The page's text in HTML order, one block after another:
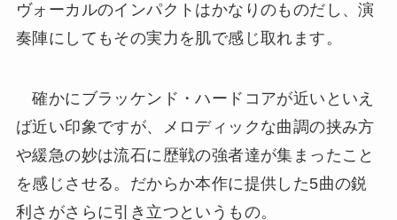
ヴォーカルのインパクトはかなりのものだし、演
奏陣にしてもその実力を肌で感じ取れます。
確かにブラッケンド・ハードコアが近いといえ
ば近い印象ですが、メロディックな曲調の挟み方
や緩急の妙は流石に歴戦の強者達が集まったこと
を感じさせる。だからか本作に提供した5曲の鋭
利さがさらに引き立つというもの。